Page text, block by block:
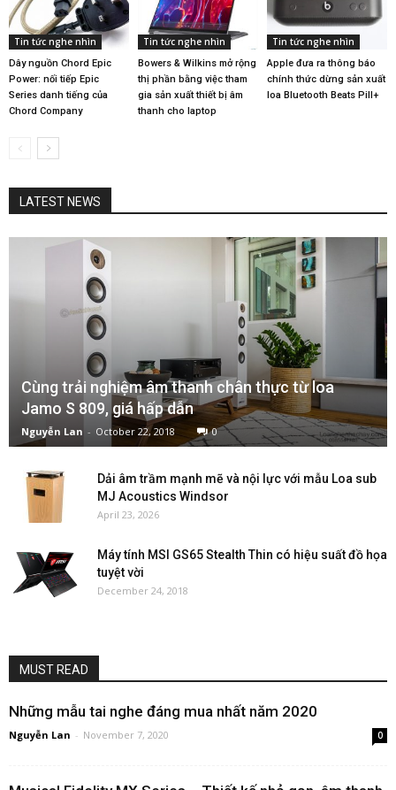
Tin tức nghe nhìn
Dây nguồn Chord Epic
Power: nối tiếp Epic
Series danh tiếng của
Chord Company
Tin tức nghe nhìn
Bowers & Wilkins mở rộng
thị phần bằng việc tham
gia sản xuất thiết bị âm
thanh cho laptop
Tin tức nghe nhìn
Apple đưa ra thông báo
chính thức dừng sản xuất
loa Bluetooth Beats Pill+
LATEST NEWS
Cùng trải nghiệm âm thanh chân thực từ loa
Jamo S 809, giá hấp dẫn
Nguyễn Lan - October 22, 2018 0
Dải âm trầm mạnh mẽ và nội lực với mẫu Loa sub
MJ Acoustics Windsor
April 23, 2026
Máy tính MSI GS65 Stealth Thin có hiệu suất đồ họa
tuyệt vời
December 24, 2018
MUST READ
Những mẫu tai nghe đáng mua nhất năm 2020
Nguyễn Lan - November 7, 2020 0